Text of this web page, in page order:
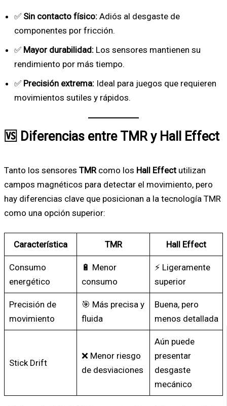
✅ Sin contacto físico: Adiós al desgaste de
componentes por fricción.
✅ Mayor durabilidad: Los sensores mantienen su
rendimiento por más tiempo.
✅ Precisión extrema: Ideal para juegos que requieren
movimientos sutiles y rápidos.
🆚 Diferencias entre TMR y Hall Effect
Tanto los sensores TMR como los Hall Effect utilizan
campos magnéticos para detectar el movimiento, pero
hay diferencias clave que posicionan a la tecnología TMR
como una opción superior:
Característica TMR Hall Effect
Consumo
energético
🔋 Menor
consumo
⚡ Ligeramente
superior
Precisión de
movimiento
🎯 Más precisa y
fluida
Buena, pero
menos detallada
Stick Drift
❌ Menor riesgo
de desviaciones
Aún puede
presentar
desgaste
mecánico